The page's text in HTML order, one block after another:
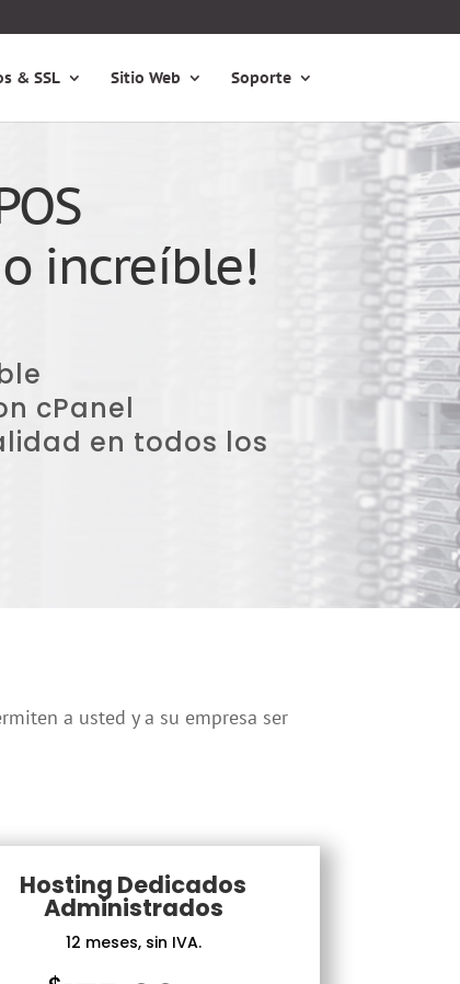
& SSL Sitio Web Soporte
increíble!
cPanel
en todos los
a usted y a su empresa ser
Hosting Dedicados
Administrados
12 meses, sin IVA.